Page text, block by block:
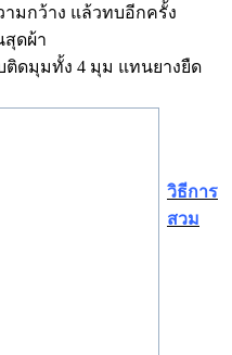
กว้าง แล้วทบอีกครั้ง
ดผ้า
ดมุมทั้ง 4 มุม แทนยางยืด
วิธีการ
สวม